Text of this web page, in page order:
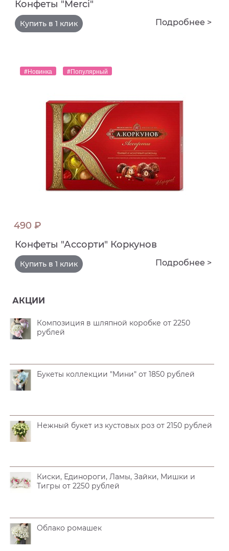
Конфеты "Merci"
Купить в 1 клик Подробнее >
#Новинка #Популярный
490 ₽
Конфеты "Ассорти" Коркунов
Купить в 1 клик Подробнее >
АКЦИИ
Композиция в шляпной коробке от 2250
рублей
Букеты коллекции "Мини" от 1850 рублей
Нежный букет из кустовых роз от 2150 рублей
Киски, Единороги, Ламы, Зайки, Мишки и
Тигры от 2250 рублей
Облако ромашек